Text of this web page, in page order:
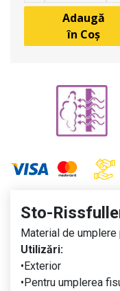
Adaugă
în Coș
Sto-
Material de
Utilizări:
•Exterior
•Pentru umplerea